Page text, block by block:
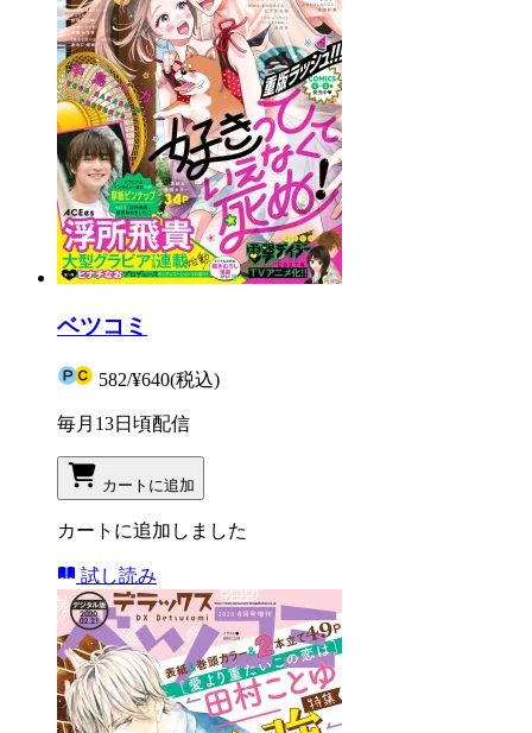
ベツコミ
582/¥640(税込)
毎月13日頃配信
カートに追加
カートに追加しました
試し読み